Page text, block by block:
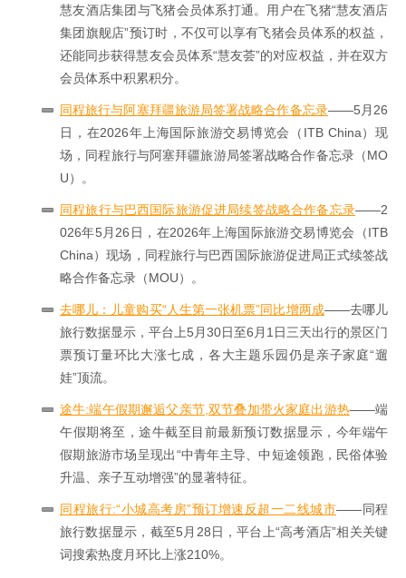
慧友酒店集团与飞猪会员体系打通。用户在飞猪“慧友酒店
集团旗舰店”预订时，不仅可以享有飞猪会员体系的权益，
还能同步获得慧友会员体系“慧友荟”的对应权益，并在双方
会员体系中积累积分。
同程旅行与阿塞拜疆旅游局签署战略合作备忘录——5月26
日，在2026年上海国际旅游交易博览会（ITB China）现
场，同程旅行与阿塞拜疆旅游局签署战略合作备忘录（MO
U）。
同程旅行与巴西国际旅游促进局续签战略合作备忘录——2
026年5月26日，在2026年上海国际旅游交易博览会（ITB
China）现场，同程旅行与巴西国际旅游促进局正式续签战
略合作备忘录（MOU）。
去哪儿：儿童购买“人生第一张机票”同比增两成——去哪儿
旅行数据显示，平台上5月30日至6月1日三天出行的景区门
票预订量环比大涨七成，各大主题乐园仍是亲子家庭“遛
娃”顶流。
途牛:端午假期邂逅父亲节,双节叠加带火家庭出游热——端
午假期将至，途牛截至目前最新预订数据显示，今年端午
假期旅游市场呈现出“中青年主导、中短途领跑，民俗体验
升温、亲子互动增强”的显著特征。
同程旅行:“小城高考房”预订增速反超一二线城市——同程
旅行数据显示，截至5月28日，平台上“高考酒店”相关关键
词搜索热度月环比上涨210%。